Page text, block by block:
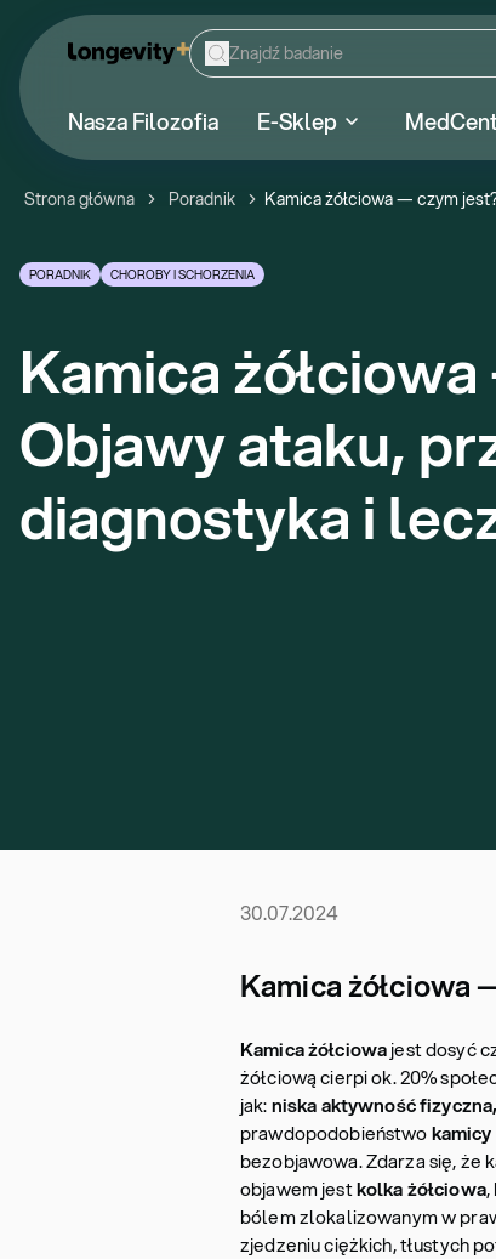
Nasza Filozofia E-Sklep
Strona główna Poradnik Kamica żółciowa — czym
PORADNIK CHOROBY I SCHORZENIA
Kamica
Objawy ataku,
diagnostyka i
30.07.2024
Kamica żółciowa
Kamica żółciowajest dosyć
żółciową cierpi ok. 20%
jak:niska aktywność
prawdopodobieństwo
bezobjawowa. Zdarza się, że
objawem jestkolka żółciowa,
bólem zlokalizowanym w
zjedzeniu ciężkich, tłustych